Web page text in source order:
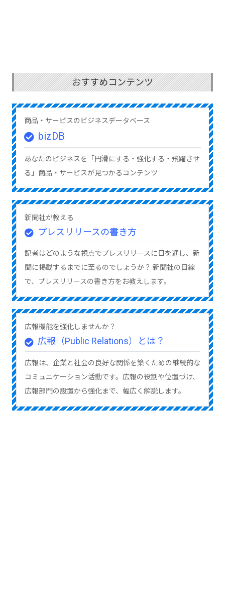
おすすめコンテンツ
商品・サービスのビジネスデータベース
bizDB
あなたのビジネスを「円滑にする・強化する・飛躍させ
る」商品・サービスが見つかるコンテンツ
新聞社が教える
プレスリリースの書き方
記者はどのような視点でプレスリリースに目を通し、新
聞に掲載するまでに至るのでしょうか？ 新聞社の目線
で、プレスリリースの書き方をお教えします。
広報機能を強化しませんか？
広報（Public Relations）とは？
広報は、企業と社会の良好な関係を築くための継続的な
コミュニケーション活動です。広報の役割や位置づけ、
広報部門の設置から強化まで、幅広く解説します。